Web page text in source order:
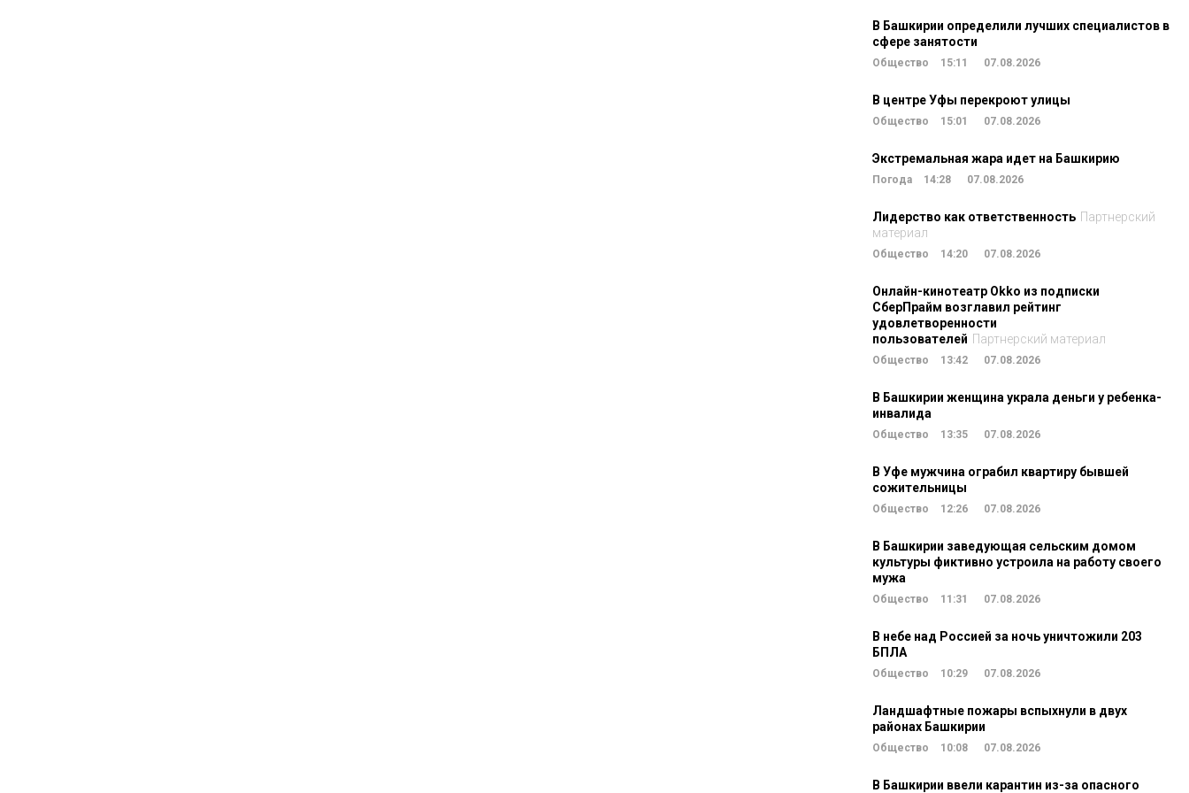
В Башкирии определили лучших специалистов в
сфере занятости
Общество 15:11 07.08.2026
В центре Уфы перекроют улицы
Общество 15:01 07.08.2026
Экстремальная жара идет на Башкирию
Погода 14:28 07.08.2026
Лидерство как ответственность Партнерский
материал
Общество 14:20 07.08.2026
Онлайн-кинотеатр Okko из подписки
СберПрайм возглавил рейтинг
удовлетворенности
пользователей Партнерский материал
Общество 13:42 07.08.2026
В Башкирии женщина украла деньги у ребенка-
инвалида
Общество 13:35 07.08.2026
В Уфе мужчина ограбил квартиру бывшей
сожительницы
Общество 12:26 07.08.2026
В Башкирии заведующая сельским домом
культуры фиктивно устроила на работу своего
мужа
Общество 11:31 07.08.2026
В небе над Россией за ночь уничтожили 203
БПЛА
Общество 10:29 07.08.2026
Ландшафтные пожары вспыхнули в двух
районах Башкирии
Общество 10:08 07.08.2026
В Башкирии ввели карантин из-за опасного